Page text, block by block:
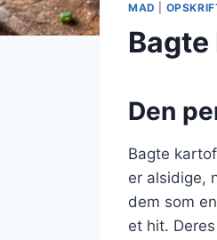
MAD
Den
Bagte
er alsidige,
dem som
et hit.